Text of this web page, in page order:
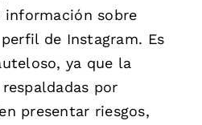
información sobre
de Instagram. Es
ya que la
por
presentar riesgos,